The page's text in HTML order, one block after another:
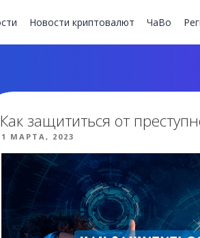
Новости криптовалют ЧаВо
Как защититься от
ОПУБЛИКОВАНО
1 МАРТА, 2023